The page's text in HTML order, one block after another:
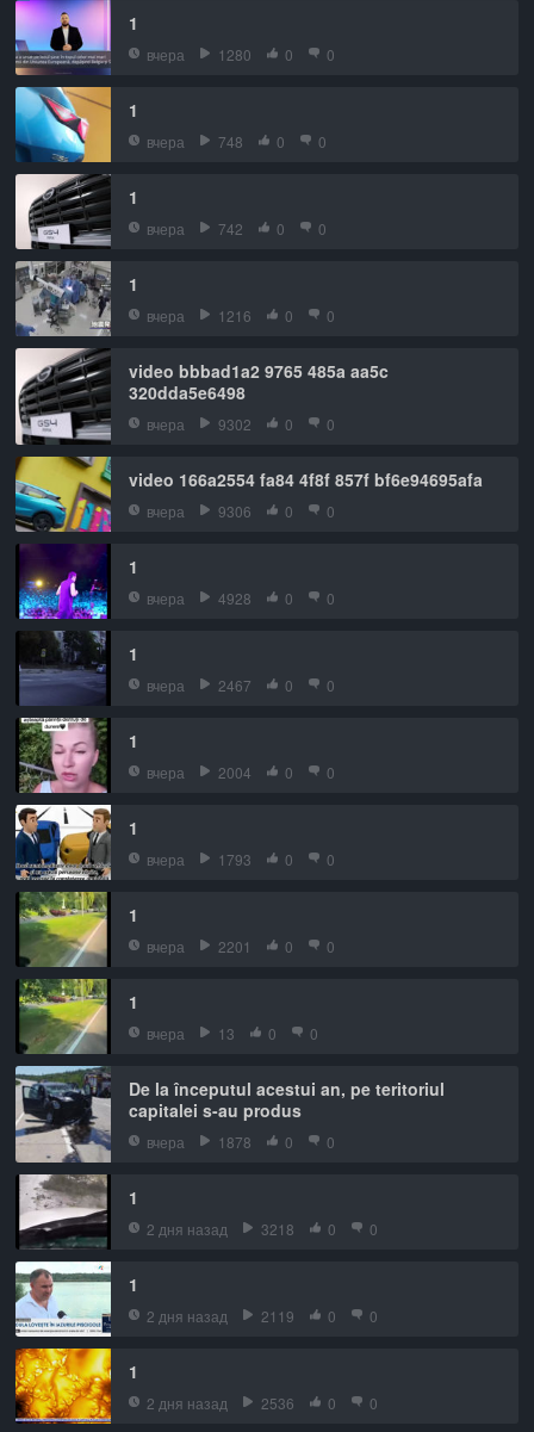
1
вчера 1280 0 0
1
вчера 748 0 0
1
вчера 742 0 0
1
вчера 1216 0 0
video bbbad1a2 9765 485a aa5c
320dda5e6498
вчера 9302 0 0
video 166a2554 fa84 4f8f 857f bf6e94695afa
вчера 9306 0 0
1
вчера 4928 0 0
1
вчера 2467 0 0
1
вчера 2004 0 0
1
вчера 1793 0 0
1
вчера 2201 0 0
1
вчера 13 0 0
De la începutul acestui an, pe teritoriul
capitalei s-au produs
вчера 1878 0 0
1
2 дня назад 3218 0 0
1
2 дня назад 2119 0 0
1
2 дня назад 2536 0 0